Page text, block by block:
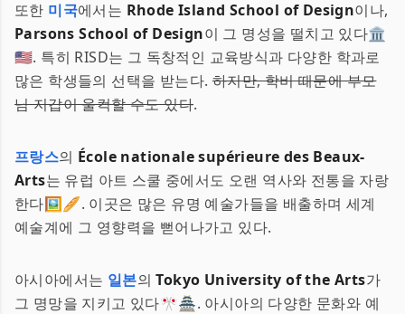
또한 미국에서는 Rhode Island School of Design이나,
Parsons School of Design이 그 명성을 떨치고 있다🏛️
🇺🇸. 특히 RISD는 그 독창적인 교육방식과 다양한 학과로
많은 학생들의 선택을 받는다.하지만, 학비 때문에 부모
님 지갑이 울컥할 수도 있다.
프랑스의 École nationale supérieure des Beaux-
Arts는 유럽 아트 스쿨 중에서도 오랜 역사와 전통을 자랑
한다🖼️🥖. 이곳은 많은 유명 예술가들을 배출하며 세계
예술계에 그 영향력을 뻗어나가고 있다.
아시아에서는 일본의Tokyo University of the Arts가
그 명망을 지키고 있다🎌🏯. 아시아의 다양한 문화와 예